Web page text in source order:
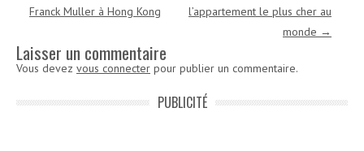
Franck Muller à Hong Kong
l’appartement le plus cher au
monde →
Laisser un commentaire
Vous devez vous connecter pour publier un commentaire.
PUBLICITÉ